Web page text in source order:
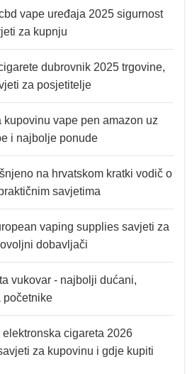
vape uređaja 2025 sigurnost
za kupnju
dubrovnik 2025 trgovine,
za posjetitelje
kupovinu vape pen amazon uz
i najbolje ponude
na hrvatskom kratki vodič o
savjetima
vaping supplies savjeti za
dobavljači
vukovar - najbolji dućani,
početnike
cigareta 2026
za kupovinu i gdje kupiti